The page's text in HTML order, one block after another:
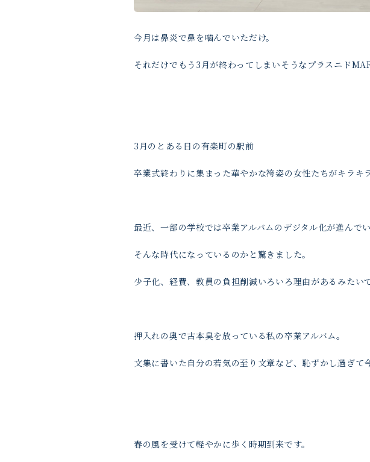
今月は鼻炎で鼻を噛んでいただけ。
それだけでもう3月が終わってしまいそうなプラスニド
3月のとある日の有楽町の駅前
卒業式終わりに集まった華やかな袴姿の女性たちがキラキ
最近、一部の学校では卒業アルバムのデジタル化が進んでい
そんな時代になっているのかと驚きました。
少子化、経費、教員の負担削減いろいろ理由があるみたいで
押入れの奥で古本臭を放っている私の卒業アルバム。
文集に書いた自分の若気の至り文章など、恥ずかし過ぎて
春の風を受けて軽やかに歩く時期到来です。